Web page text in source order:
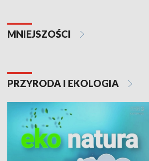
MNIEJSZOŚCI
PRZYRODA I EKOLOGIA